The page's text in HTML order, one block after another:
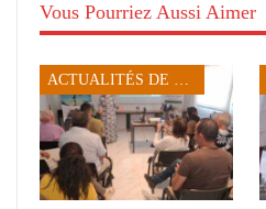
Vous Pourriez Aussi Aimer